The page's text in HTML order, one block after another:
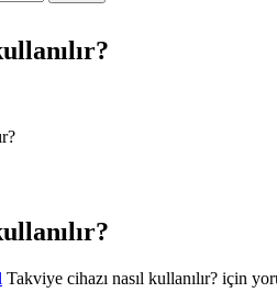
Takviye cihazı nasıl kullanılır? için